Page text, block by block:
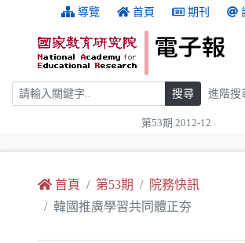
跳到主要內容 導覽 首頁 期刊
搜尋 搜尋 進階搜
第53期 2012-12
首頁 第53期
院務快訊
韓國推廣學習共同體正夯